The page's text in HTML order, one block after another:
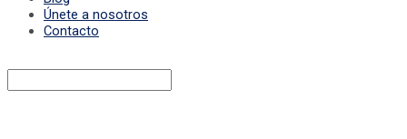
Únete a nosotros
Contacto